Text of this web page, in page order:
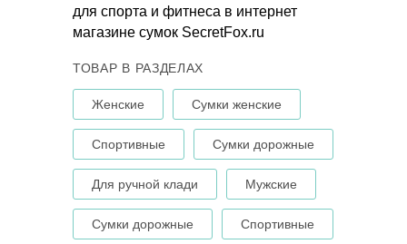
для спорта и фитнеса в интернет
магазине сумок SecretFox.ru
ТОВАР В РАЗДЕЛАХ
Женские Сумки женские
Спортивные Сумки дорожные
Для ручной клади Мужские
Сумки дорожные Спортивные